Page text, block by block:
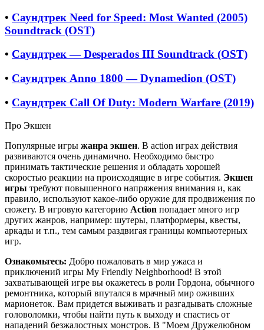
• Саундтрек Need for Speed: Most Wanted (2005)
Soundtrack (OST)
• Саундтрек — Desperados III Soundtrack (OST)
• Саундтрек Anno 1800 — Dynamedion (OST)
• Саундтрек Call Of Duty: Modern Warfare (2019)
Про Экшен
Популярные игры жанра экшен. В action играх действия
развиваются очень динамично. Необходимо быстро
принимать тактические решения и обладать хорошей
скоростью реакции на происходящие в игре события. Экшен
игры требуют повышенного напряжения внимания и, как
правило, используют какое-либо оружие для продвижения по
сюжету. В игровую категорию Action попадает много игр
других жанров, например: шутеры, платформеры, квесты,
аркады и т.п., тем самым раздвигая границы компьютерных
игр.
Ознакомьтесь: Добро пожаловать в мир ужаса и
приключений игры My Friendly Neighborhood! В этой
захватывающей игре вы окажетесь в роли Гордона, обычного
ремонтника, который впутался в мрачный мир оживших
марионеток. Вам придется выживать и разгадывать сложные
головоломки, чтобы найти путь к выходу и спастись от
нападений безжалостных монстров. В "Моем Дружелюбном